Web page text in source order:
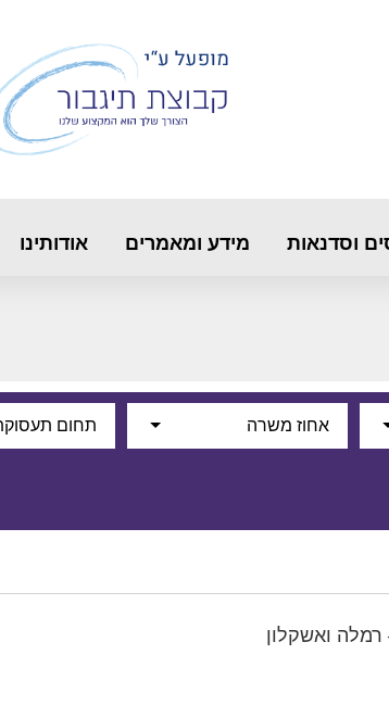
וסדנאות מידע ומאמרים אודותינו
אחוז משרה תחום
ואשקלון